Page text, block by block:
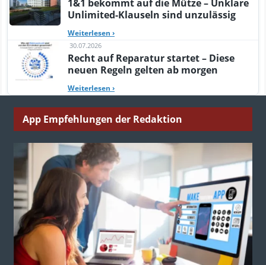
1&1 bekommt auf die Mütze – Unklare
Unlimited-Klauseln sind unzulässig
Weiterlesen ›
30.07.2026
Recht auf Reparatur startet – Diese
neuen Regeln gelten ab morgen
Weiterlesen ›
App Empfehlungen der Redaktion